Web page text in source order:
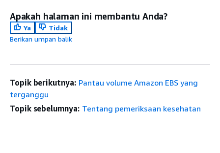
Apakah halaman ini membantu Anda?
Ya
Tidak
Berikan umpan balik
Topik berikutnya: Pantau volume Amazon EBS yang
terganggu
Topik sebelumnya: Tentang pemeriksaan kesehatan